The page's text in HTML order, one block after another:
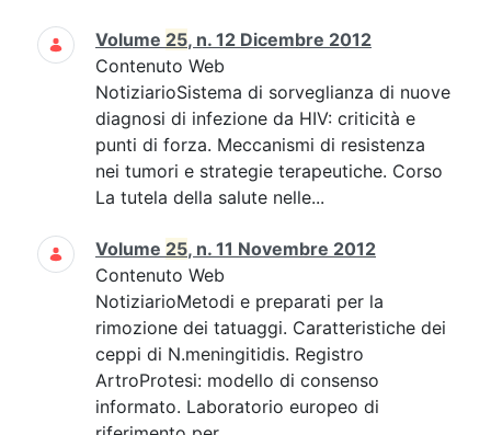
Volume 25, n. 12 Dicembre 2012
Contenuto Web
NotiziarioSistema di sorveglianza di nuove
diagnosi di infezione da HIV: criticità e
punti di forza. Meccanismi di resistenza
nei tumori e strategie terapeutiche. Corso
La tutela della salute nelle...
Volume 25, n. 11 Novembre 2012
Contenuto Web
NotiziarioMetodi e preparati per la
rimozione dei tatuaggi. Caratteristiche dei
ceppi di N.meningitidis. Registro
ArtroProtesi: modello di consenso
informato. Laboratorio europeo di